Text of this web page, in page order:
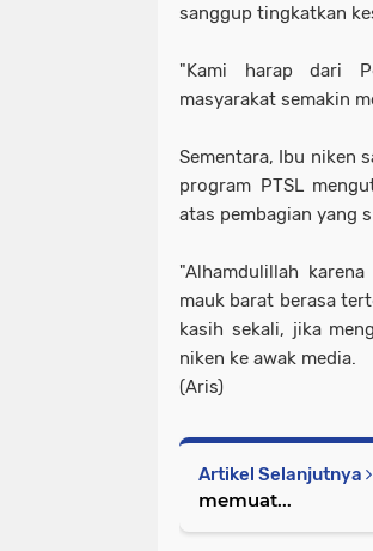
sanggup tingkatkan
"Kami harap dari
masyarakat semakin
Sementara, Ibu niken
program PTSL
atas pembagian yang
"Alhamdulillah
mauk barat berasa
kasih sekali, jika
niken ke awak media.
(Aris)
Artikel Selanjutnya
memuat...